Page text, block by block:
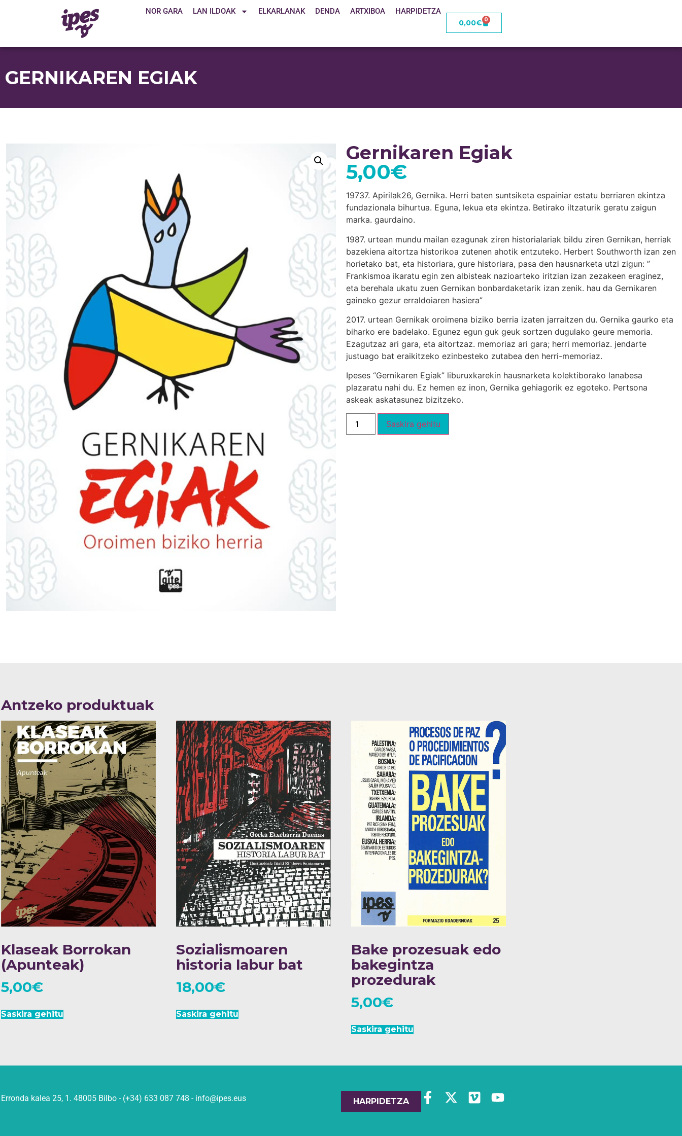
NOR GARA LAN ILDOAK ELKARLANAK DENDA ARTXIBOA
HARPIDETZA
0,00€ 0
GERNIKAREN EGIAK
Gernikaren Egiak
5,00€
19737. Apirilak26, Gernika. Herri baten suntsiketa espainiar estatu berriaren ekintza
fundazionala bihurtua. Eguna, lekua eta ekintza. Betirako iltzaturik geratu zaigun
marka. gaurdaino.
1987. urtean mundu mailan ezagunak ziren historialariak bildu ziren Gernikan, herriak
bazekiena aitortza historikoa zutenen ahotik entzuteko. Herbert Southworth izan zen
horietako bat, eta historiara, gure historiara, pasa den hausnarketa utzi zigun: ”
Frankismoa ikaratu egin zen albisteak nazioarteko iritzian izan zezakeen eraginez,
eta berehala ukatu zuen Gernikan bonbardaketarik izan zenik. hau da Gernikaren
gaineko gezur erraldoiaren hasiera”
2017. urtean Gernikak oroimena biziko berria izaten jarraitzen du. Gernika gaurko eta
biharko ere badelako. Egunez egun guk geuk sortzen dugulako geure memoria.
Ezagutzaz ari gara, eta aitortzaz. memoriaz ari gara; herri memoriaz. jendarte
justuago bat eraikitzeko ezinbesteko zutabea den herri-memoriaz.
Ipeses “Gernikaren Egiak” liburuxkarekin hausnarketa kolektiborako lanabesa
plazaratu nahi du. Ez hemen ez inon, Gernika gehiagorik ez egoteko. Pertsona
askeak askatasunez bizitzeko.
Saskira gehitu
Antzeko produktuak
Klaseak Borrokan
(Apunteak)
5,00€
Saskira gehitu
Sozialismoaren
historia labur bat
18,00€
Saskira gehitu
Bake prozesuak edo
bakegintza
prozedurak
5,00€
Saskira gehitu
Erronda kalea 25, 1. 48005 Bilbo - (+34) 633 087 748 - info@ipes.eus HARPIDETZA